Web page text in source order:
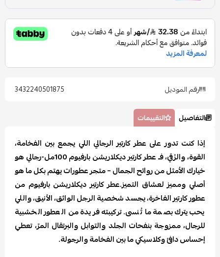
رقم الموديل 3432240501875
التفاصيل التقييمات
إذا كنت تدور على عطر كارتير الرجالي اللي يجمع بين الفخامة،
القوة، والرُقي، فـ عطر كارتير ديكلاريشن بارفيوم 100مل-رجالي هو
خيارك الأمثل من روائح الجمال – متجر عطورات يهتم بكل ما هو
أصلي ومميز لعشاق التميز.عطر كارتير ديكلاريشن بارفيوم من
عطور كارتير الفاخرة، يجسد شخصية الرجل الواثق، الأنيق، واللي
يحب يترك بصمة ما تُنسى. تركيبته فريدة من العطور الخشبية
للرجال، ممزوجة بنفحات الجلد والتوابل والبرتقال المرّ، تعطي
إحساس دافئ وكلاسيكي ما بين الفخامة والرجولة.